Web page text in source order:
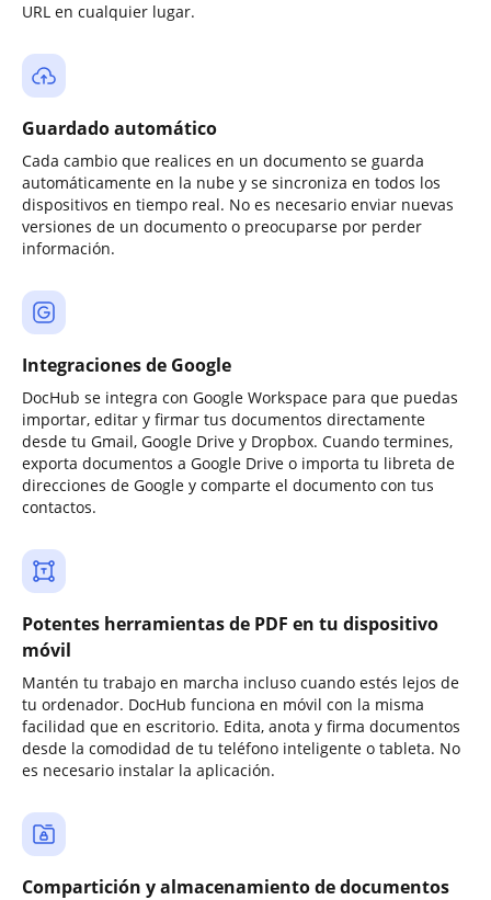
URL en cualquier lugar.
Guardado automático
Cada cambio que realices en un documento se guarda
automáticamente en la nube y se sincroniza en todos los
dispositivos en tiempo real. No es necesario enviar nuevas
versiones de un documento o preocuparse por perder
información.
Integraciones de Google
DocHub se integra con Google Workspace para que puedas
importar, editar y firmar tus documentos directamente
desde tu Gmail, Google Drive y Dropbox. Cuando termines,
exporta documentos a Google Drive o importa tu libreta de
direcciones de Google y comparte el documento con tus
contactos.
Potentes herramientas de PDF en tu dispositivo
móvil
Mantén tu trabajo en marcha incluso cuando estés lejos de
tu ordenador. DocHub funciona en móvil con la misma
facilidad que en escritorio. Edita, anota y firma documentos
desde la comodidad de tu teléfono inteligente o tableta. No
es necesario instalar la aplicación.
Compartición y almacenamiento de documentos